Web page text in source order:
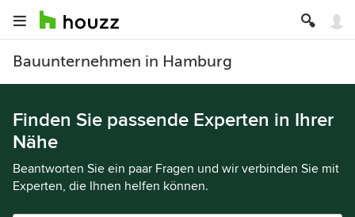
Bauunternehmen in Hamburg
Finden Sie passende Experten in Ihrer
Nähe
Beantworten Sie ein paar Fragen und wir verbinden Sie mit
Experten, die Ihnen helfen können.